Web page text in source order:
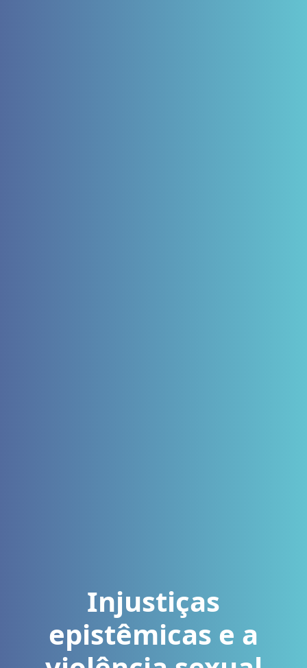
Injustiças
epistêmicas e a